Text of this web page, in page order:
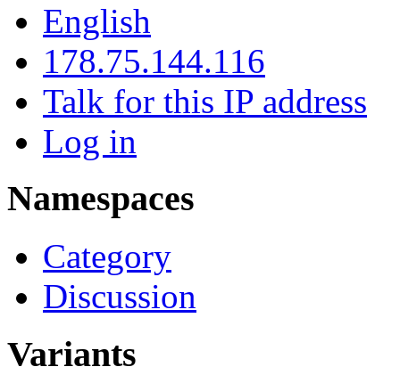
English
178.75.144.116
Talk for this IP address
Log in
Namespaces
Category
Discussion
Variants